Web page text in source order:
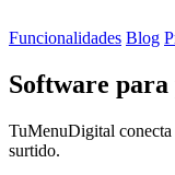
Funcionalidades Blog
Software
TuMenuDigital conecta
surtido.